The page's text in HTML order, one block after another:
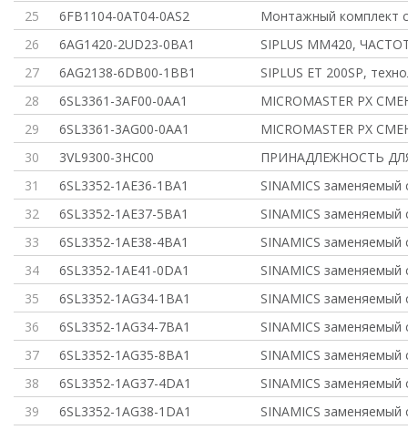
25
6FB1104-0AT04-0AS2
Монтажный комплект
26
6AG1420-2UD23-0BA1
SIPLUS MM420,
27
6AG2138-6DB00-1BB1
SIPLUS ET 200SP,
28
6SL3361-3AF00-0AA1
MICROMASTER PX
29
6SL3361-3AG00-0AA1
MICROMASTER PX
30
3VL9300-3HC00
ПРИНАДЛЕЖНОСТЬ ДЛЯ
31
6SL3352-1AE36-1BA1
SINAMICS заменяемый
32
6SL3352-1AE37-5BA1
SINAMICS заменяемый
33
6SL3352-1AE38-4BA1
SINAMICS заменяемый
34
6SL3352-1AE41-0DA1
SINAMICS заменяемый
35
6SL3352-1AG34-1BA1
SINAMICS заменяемый
36
6SL3352-1AG34-7BA1
SINAMICS заменяемый
37
6SL3352-1AG35-8BA1
SINAMICS заменяемый
38
6SL3352-1AG37-4DA1
SINAMICS заменяемый
39
6SL3352-1AG38-1DA1
SINAMICS заменяемый